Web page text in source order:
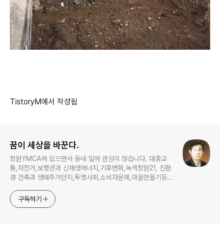
TistoryM에서 작성됨
꿈이 세상을 바꾼다.
창원YMCA에 있으면서 동네 일에 관심이 많습니다. 대중교
통,자전거,보행권과 신재생에너지,기후변화,녹색창원21, 친환
경 건축과 생태주거단지,투명사회,소비자문제,마을만들기등...
구독하기